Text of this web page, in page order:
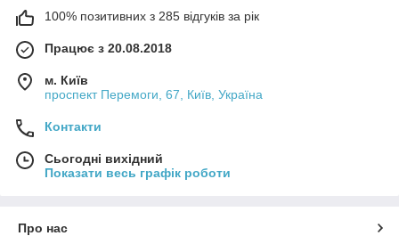
100% позитивних з 285 відгуків за рік
Працює з 20.08.2018
м. Київ
проспект Перемоги, 67, Київ, Україна
Контакти
Сьогодні вихідний
Показати весь графік роботи
Про нас